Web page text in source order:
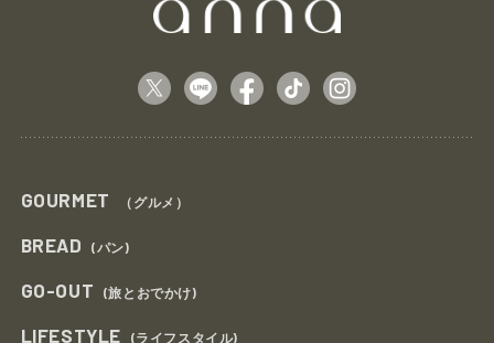
GOURMET （グルメ）
BREAD (パン)
GO-OUT (旅とおでかけ)
LIFESTYLE (ライフスタイル)